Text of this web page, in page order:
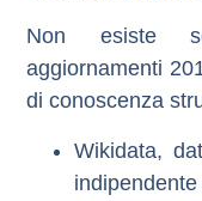
Non esiste
aggiornamenti
di conoscenza
Wikidata,